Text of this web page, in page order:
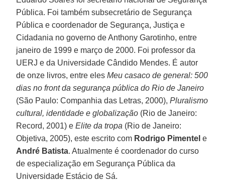
Pública. Foi também subsecretário de Segurança
Pública e coordenador de Segurança, Justiça e
Cidadania no governo de Anthony Garotinho, entre
janeiro de 1999 e março de 2000. Foi professor da
UERJ e da Universidade Cândido Mendes. É autor
de onze livros, entre elesMeu casaco de general: 500
dias no front da segurança pública do Rio de Janeiro
(São Paulo: Companhia das Letras, 2000),Pluralismo
cultural, identidade e globalização (Rio de Janeiro:
Record, 2001) eElite da tropa (Rio de Janeiro:
Objetiva, 2005), este escrito com Rodrigo Pimentel e
André Batista. Atualmente é coordenador do curso
de especialização em Segurança Pública da
Universidade Estácio de Sá.